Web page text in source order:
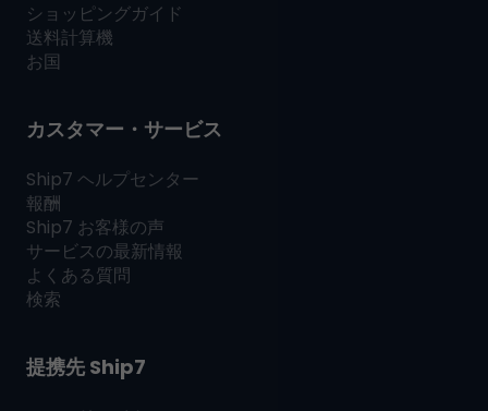
ショッピングガイド
送料計算機
お国
カスタマー・サービス
Ship7 ヘルプセンター
報酬
Ship7 お客様の声
サービスの最新情報
よくある質問
検索
提携先 Ship7